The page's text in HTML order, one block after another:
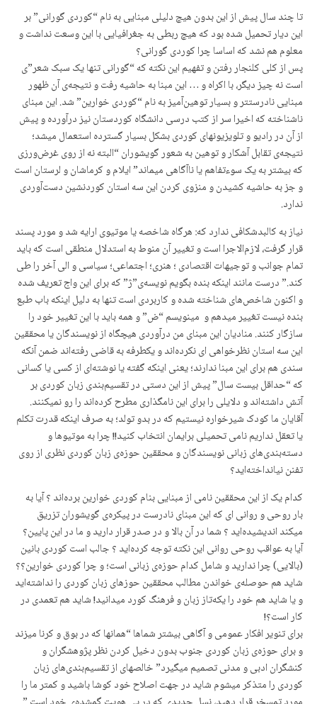
تا چند سال پیش از این بدون هیچ دلیلی مبنایی به نام “کوردی گورانی” بر
این دیار تحمیل شده بود که هیچ ربطی به جغرافیایی با این وسعت نداشت و
معلوم هم نشد که اساسا چرا کوردی گورانی؟
پس از کلی کلنجار رفتن و تفهیم این نکته که “گورانی تنها یک سبک شعر”ی
است نه چیز دیگر، با اکراه و … این مبنا به حاشیه رفت و نتیجه‌ی آن ظهور
مبنایی نادرستتر و بسیار توهین‌آمیز به نام “کوردی خوارین” شد. این مبنای
ناشناخته که اخیرا سر از کتب درسی دانشگاه کوردستان نیز درآورده و پیش
از آن در رادیو و تلویزیونهای کوردی بشکل بسیار گسترده استعمال میشد؛
نتیجه‌ی تقابل آشکار و توهین به شعور گویشوران “البته نه از روی غرض‌ورزی
که بیشتر به یک سوءتفاهم یا ناآگاهی میماند” ایلام و کرماشان و لرستان است
و جز به حاشیه کشیدن و منزوی کردن این سه استان کوردنشین دست‌آوردی
ندارد.
نیاز به کالبدشکافی ندارد که: هرگاه شاخصه یا موتیوی ارایه شد و مورد پسند
قرار گرفت، لازم‌الاجرا است و تغییر آن منوط به استدلال منطقی است که باید
تمام جوانب و توجیهات اقتصادی ؛ هنری؛ اجتماعی؛ سیاسی و الی آخر را طی
کند.” درست مانند اینکه بنده بگویم نویسەی”ژ” که برای این واج تعریف شده
و اکنون شاخص‌های شناخته شده و کاربردی است تنها به دلیل اینکه باب طبع
بنده نیست تغییر میدهم و مینویسم “ض” و همه باید با این تغییر خود را
سازگار کنند. منادیان این مبنای من درآوردی هیچگاه از نویسندگان یا محققین
این سه استان نظرخواهی ای نکرده‌اند و یکطرفه به قاضی رفته‌اند ضمن آنکه
سندی هم برای این مبنا ندارند؛ یعنی اینکه گفته یا نوشته‌ای از کسی یا کسانی
که “حداقل بیست سال” پیش از این دستی در تقسیم‌بندی زبان کوردی بر
آتش داشته‌اند و دلایلی را برای این نامگذاری مطرح کرده‌اند را رو نمیکنند.
آقایان ما کودک شیرخواره نیستیم که در بدو تولد؛ به صرف اینکه قدرت تکلم
یا تعقل نداریم نامی تحمیلی برایمان انتخاب کنید!! چرا به موتیوها و
دسته‌بندی‌های زبانی نویسندگان و محققین حوزه‌ی زبان کوردی نظری از روی
تفنن نیانداختەاید؟
کدام یک از این محققین نامی از مبنایی بنام کوردی خوارین برده‌اند ؟ آیا به
بار روحی و روانی ای که این مبنای نادرست در پیکره‌ی گویشوران تزریق
میکند اندیشیده‌اید ؟ شما در آن بالا و در صدر قرار دارید و ما در این پایین؟
آیا به عواقب روحی روانی این نکته توجه کرده‌اید ؟ جالب است کوردی بانین
(بالایی) چرا ندارید و شامل کدام حوزه‌ی زبانی است؛ و چرا کوردی خوارین؟؟
شاید هم حوصله‌ی خواندن مطالب محققین حوزهای زبان کوردی را نداشته‌اید
و یا شاید هم خود را یکه‌تاز زبان و فرهنگ کورد میدانید! شاید هم تعمدی در
کار است؟!
برای تنویر افکار عمومی و آگاهی بیشتر شماها “همانها که در بوق و کرنا میزند
و برای حوزه‌ی زبان کوردی جنوب بدون دخیل کردن نظر پژوهشگران و
کنشگران ادبی و مدنی تصمیم میگیرد” خالصهای از تقسیم‌بندی‌های زبان
کوردی را متذکر میشوم شاید در جهت اصلاح خود کوشا باشید و کمتر ما را